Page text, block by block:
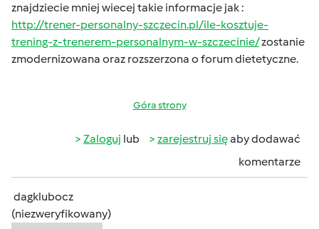
znajdziecie mniej wiecej takie informacje jak :
http://trener-personalny-szczecin.pl/ile-kosztuje-
trening-z-trenerem-personalnym-w-szczecinie/zostanie
zmodernizowana oraz rozszerzona o forum dietetyczne.
Góra strony
Zaloguj lub zarejestruj sięaby dodawać
komentarze
dagklubocz
(niezweryfikowany)